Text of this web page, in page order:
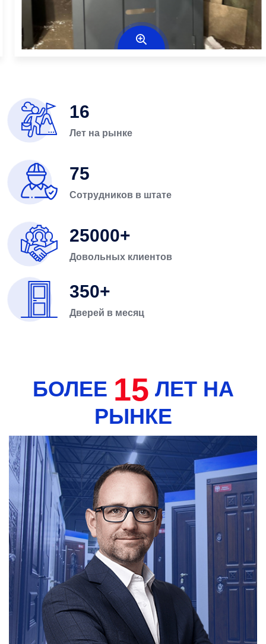
16
Лет на рынке
75
Сотрудников в штате
25000
Довольных клиентов
350
Дверей в месяц
БОЛЕЕ 15 ЛЕТ НА
РЫНКЕ